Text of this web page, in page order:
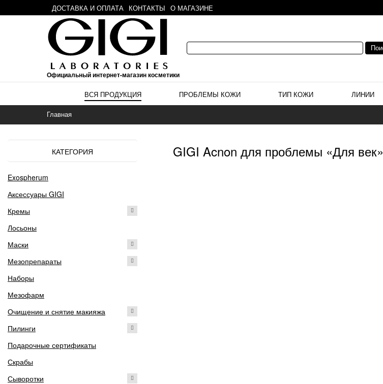
ДОСТАВКА И ОПЛАТА КОНТАКТЫ О МАГАЗИНЕ
Официальный интернет-магазин косметики
ВСЯ ПРОДУКЦИЯ ПРОБЛЕМЫ КОЖИ ТИП КОЖИ ЛИНИИ
Главная
КАТЕГОРИЯ
Exospherum
Аксессуары GIGI
Кремы
Лосьоны
Маски
Мезопрепараты
Наборы
Мезофарм
Очищение и снятие макияжа
Пилинги
Подарочные сертификаты
Скрабы
Сыворотки
GIGI Acnon для проблемы «Для век»